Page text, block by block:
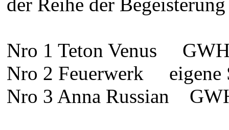
Nro 1 Teton Venus
Nro 2 Feuerwerk eigene
Nro 3 Anna Russian